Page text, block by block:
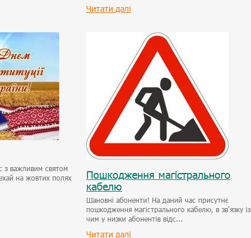
Читати далі
з важливим святом
на жовтих полях
Пошкодження магістрального
кабелю
Шановні абоненти! На даний час присутнє
пошкодження магістрального кабелю, в зв'язку із
чим у низки абонентів відс...
Читати далі